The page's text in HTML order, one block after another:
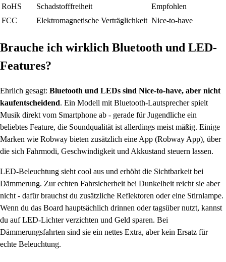
RoHS
Schadstofffreiheit
Empfohlen
FCC
Elektromagnetische Verträglichkeit Nice-to-have
Brauche ich wirklich Bluetooth und LED-
Features?
Ehrlich gesagt: Bluetooth und LEDs sind Nice-to-have, aber nicht
kaufentscheidend. Ein Modell mit Bluetooth-Lautsprecher spielt
Musik direkt vom Smartphone ab - gerade für Jugendliche ein
beliebtes Feature, die Soundqualität ist allerdings meist mäßig. Einige
Marken wie Robway bieten zusätzlich eine App (Robway App), über
die sich Fahrmodi, Geschwindigkeit und Akkustand steuern lassen.
LED-Beleuchtung sieht cool aus und erhöht die Sichtbarkeit bei
Dämmerung. Zur echten Fahrsicherheit bei Dunkelheit reicht sie aber
nicht - dafür brauchst du zusätzliche Reflektoren oder eine Stirnlampe.
Wenn du das Board hauptsächlich drinnen oder tagsüber nutzt, kannst
du auf LED-Lichter verzichten und Geld sparen. Bei
Dämmerungsfahrten sind sie ein nettes Extra, aber kein Ersatz für
echte Beleuchtung.